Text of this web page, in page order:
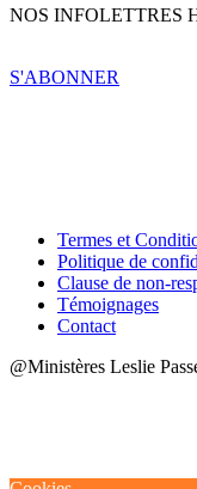
NOS INFOLETTRES
S'ABONNER
Termes et
Politique de
Clause de non-
Témoignages
Contact
@Ministères Leslie